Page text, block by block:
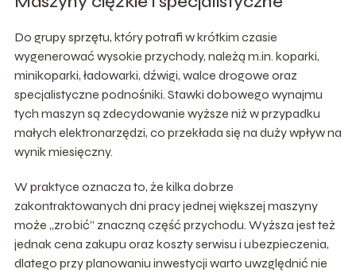
Do grupy sprzętu, który potrafi w krótkim czasie
wygenerować wysokie przychody, należą m.in. koparki,
minikoparki, ładowarki, dźwigi, walce drogowe oraz
specjalistyczne podnośniki. Stawki dobowego wynajmu
tych maszyn są zdecydowanie wyższe niż w przypadku
małych elektronarzędzi, co przekłada się na duży wpływ na
wynik miesięczny.
W praktyce oznacza to, że kilka dobrze
zakontraktowanych dni pracy jednej większej maszyny
może „zrobić” znaczną część przychodu. Wyższa jest też
jednak cena zakupu oraz koszty serwisu i ubezpieczenia,
dlatego przy planowaniu inwestycji warto uwzględnić nie